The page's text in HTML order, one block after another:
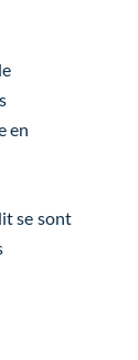
en
se sont